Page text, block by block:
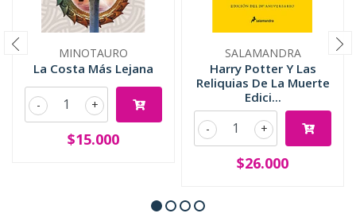
MINOTAURO
La Costa Más Lejana
+
-
$15.000
SALAMANDRA
Harry Potter Y Las
Reliquias De La Muerte
Edici...
+
-
$26.000